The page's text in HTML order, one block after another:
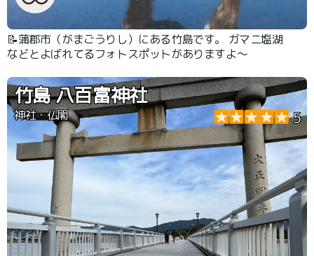
📝蒲郡市（がまごうりし）にある竹島です。 ガマニ塩湖
などとよばれてるフォトスポットがありますよ～
竹島 八百富神社
神社・仏閣 5